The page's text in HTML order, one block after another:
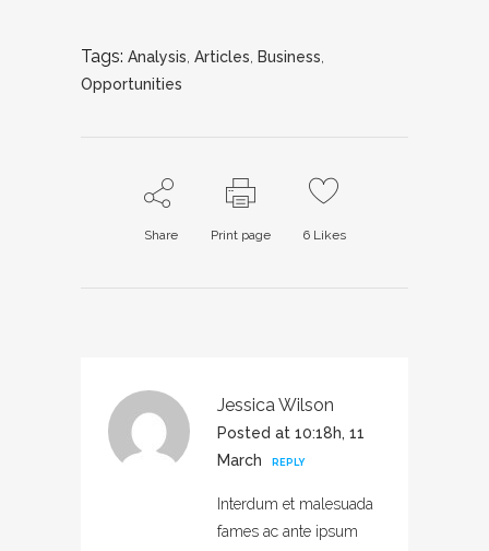
Tags: Analysis, Articles, Business,
Opportunities
Share Print page 6Likes
Jessica Wilson
Posted at 10:18h, 11
March
REPLY
Interdum et malesuada
fames ac ante ipsum